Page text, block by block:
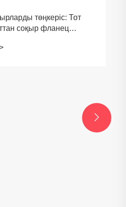
төңкеріс: Тот
соқыр фланец
